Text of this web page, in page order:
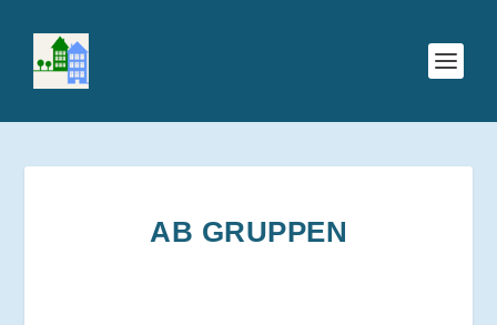
AB GRUPPEN